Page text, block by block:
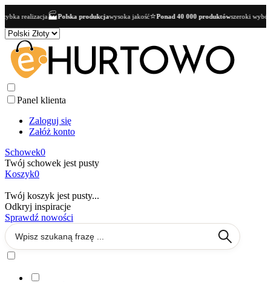
🏭Polska produkcja wysoka jakość⭐Ponad 40 000 produktówszeroki wybór dla
Panel klienta
Zaloguj się
Załóż konto
Schowek0
Twój schowek jest pusty
Koszyk0
Twój koszyk jest pusty...
Odkryj inspiracje
Sprawdź nowości